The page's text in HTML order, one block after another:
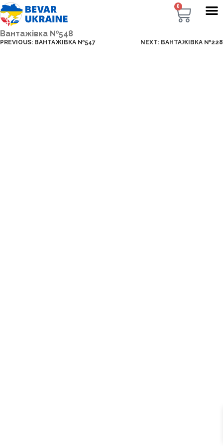
0
Вантажівка №548
PREVIOUS: ВАНТАЖІВКА №547 NEXT: ВАНТАЖІВКА №228